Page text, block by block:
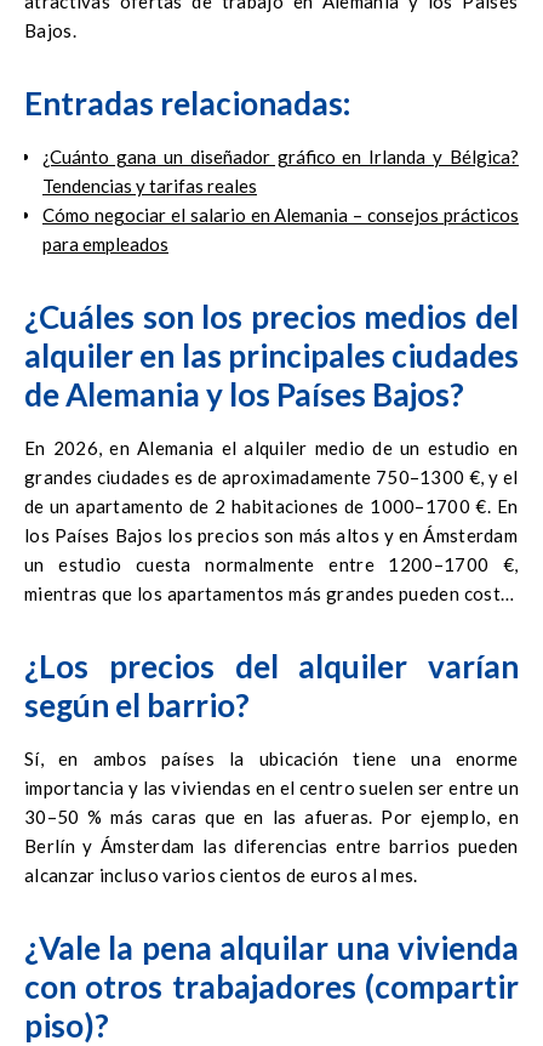
Bajos.
Entradas relacionadas:
¿Cuánto gana un diseñador gráfico en Irlanda y Bélgica?
Tendencias y tarifas reales
Cómo negociar el salario en Alemania – consejos prácticos
para empleados
¿Cuáles son los precios medios del
alquiler en las principales ciudades
de Alemania y los Países Bajos?
En 2026, en Alemania el alquiler medio de un estudio en
grandes ciudades es de aproximadamente 750–1300 €, y el
de un apartamento de 2 habitaciones de 1000–1700 €. En
los Países Bajos los precios son más altos y en Ámsterdam
un estudio cuesta normalmente entre 1200–1700 €,
mientras que los apartamentos más grandes pueden costar
¿Los precios del alquiler varían
según el barrio?
Sí, en ambos países la ubicación tiene una enorme
importancia y las viviendas en el centro suelen ser entre un
30–50 % más caras que en las afueras. Por ejemplo, en
Berlín y Ámsterdam las diferencias entre barrios pueden
alcanzar incluso varios cientos de euros al mes.
¿Vale la pena alquilar una vivienda
con otros trabajadores (compartir
piso)?